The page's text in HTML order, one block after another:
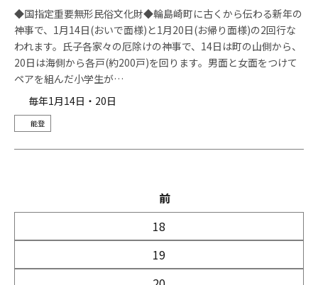
◆国指定重要無形民俗文化財◆輪島崎町に古くから伝わる新年の
神事で、1月14日(おいで面様)と1月20日(お帰り面様)の2回行な
われます。氏子各家々の厄除けの神事で、14日は町の山側から、
20日は海側から各戸(約200戸)を回ります。男面と女面をつけて
ペアを組んだ小学生が…
毎年1月14日・20日
能登
前
18
19